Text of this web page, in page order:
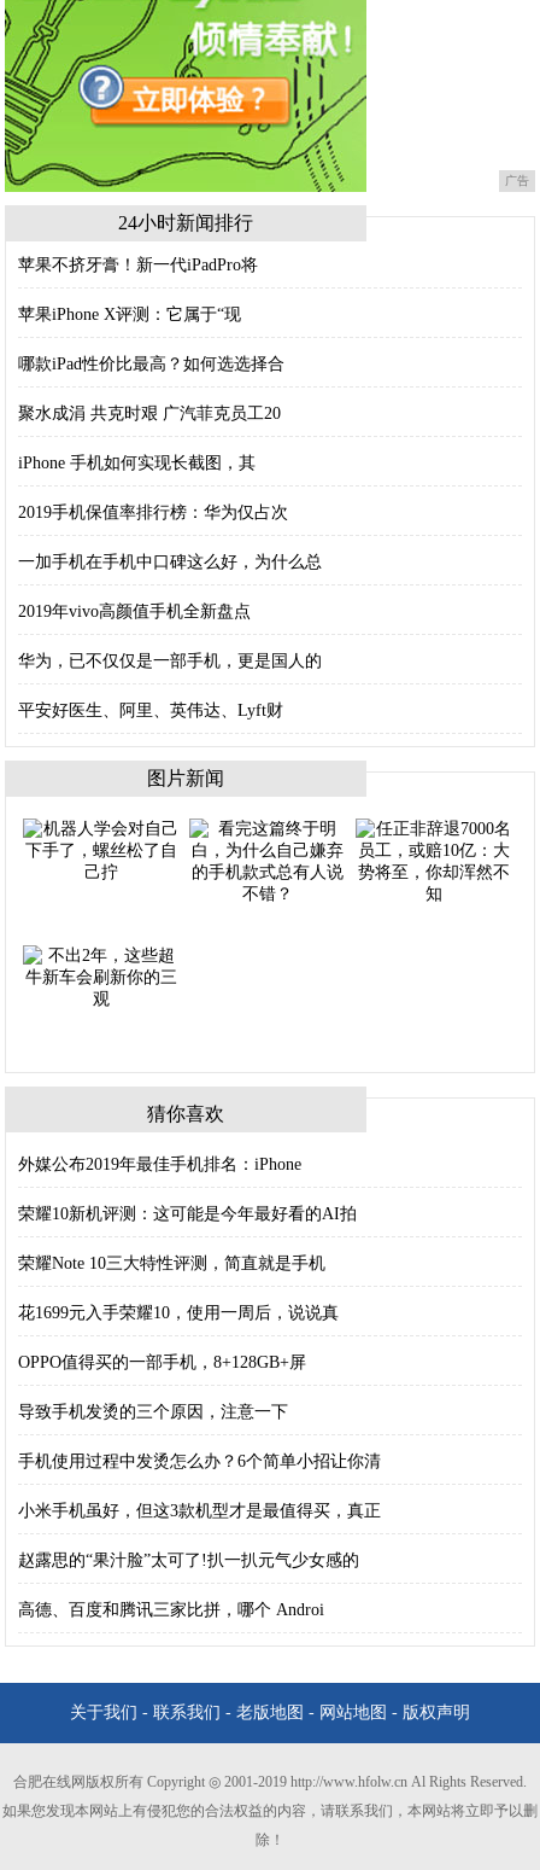
广告
24小时新闻排行
苹果不挤牙膏！新一代iPadPro将
苹果iPhone X评测：它属于“现
哪款iPad性价比最高？如何选选择合
聚水成涓 共克时艰 广汽菲克员工20
iPhone 手机如何实现长截图，其
2019手机保值率排行榜：华为仅占次
一加手机在手机中口碑这么好，为什么总
2019年vivo高颜值手机全新盘点
华为，已不仅仅是一部手机，更是国人的
平安好医生、阿里、英伟达、Lyft财
图片新闻
猜你喜欢
外媒公布2019年最佳手机排名：iPhone
荣耀10新机评测：这可能是今年最好看的AI拍
荣耀Note 10三大特性评测，简直就是手机
花1699元入手荣耀10，使用一周后，说说真
OPPO值得买的一部手机，8+128GB+屏
导致手机发烫的三个原因，注意一下
手机使用过程中发烫怎么办？6个简单小招让你清
小米手机虽好，但这3款机型才是最值得买，真正
赵露思的“果汁脸”太可了!扒一扒元气少女感的
高德、百度和腾讯三家比拼，哪个 Androi
关于我们 - 联系我们 - 老版地图 - 网站地图 - 版权声明
合肥在线网版权所有 Copyright ◎ 2001-2019 http://www.hfolw.cn Al Rights Reserved.
如果您发现本网站上有侵犯您的合法权益的内容，请联系我们，本网站将立即予以删
除！